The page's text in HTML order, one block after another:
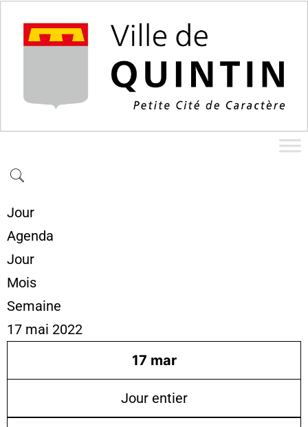
Jour
Agenda
Jour
Mois
Semaine
17 mai 2022
17 mar
Jour entier